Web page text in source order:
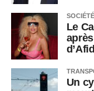
SOCIÉTÉ
Le
Un